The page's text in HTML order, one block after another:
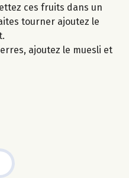
ces fruits dans un
tourner ajoutez le
ajoutez le muesli et